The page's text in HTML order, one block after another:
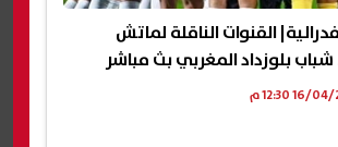
القنوات الناقلة لماتش
بلوزداد المغربي بث مباشر